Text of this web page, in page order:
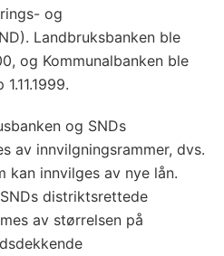
og
Landbruksbanken ble
og Kommunalbanken ble
og SNDs
av innvilgningsrammer, dvs.
kan innvilges av nye lån.
distriktsrettede
av størrelsen på